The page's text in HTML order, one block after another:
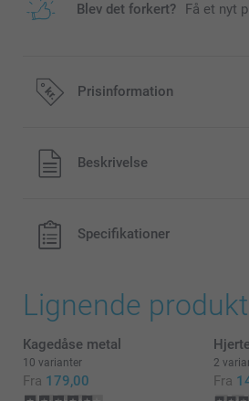
Blev det forkert? Få et nyt
Prisinformation
Alle priser inklusive moms og uden
forsendelsesomkostninger
Beskrivelse
Specifikationer
Lignende
Kagedåse metal
10 varianter
Fra 179,00
2
Fra